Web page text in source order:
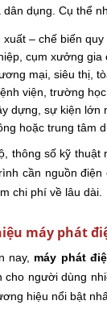
dụng. Cụ thể
xuất – chế biến
cụm xưởng gia
mại, siêu thị,
viện, trường
dựng, sự kiện lớn
hoặc trung tâm
thông số kỹ thuật
cần nguồn
chi phí về lâu dài.
máy phát
nay, máy phát
cho người dùng
hiệu nổi bật